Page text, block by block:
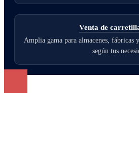
Venta de
Amplia gama para almacenes, fábricas
según tus